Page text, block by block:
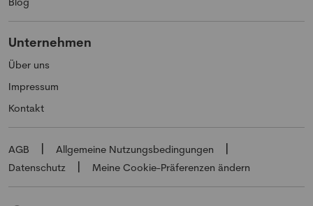
Unternehmen
Über uns
Impressum
Kontakt
AGB
Allgemeine Nutzungsbedingungen
Datenschutz
Meine Cookie-Präferenzen ändern